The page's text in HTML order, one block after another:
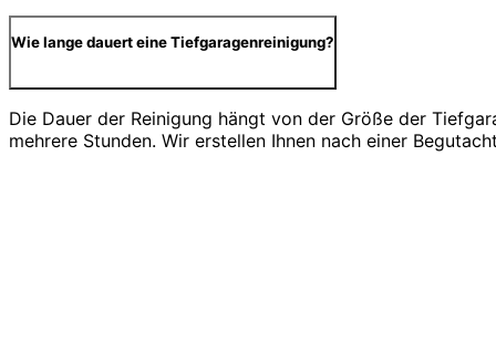
Wie lange dauert eine Tiefgaragenreinigung?
Die Dauer der Reinigung hängt von der Größe der
mehrere Stunden. Wir erstellen Ihnen nach einer